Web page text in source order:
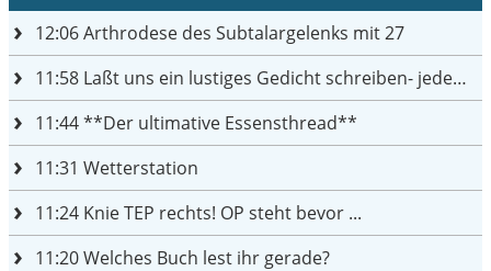
12:06Arthrodese des Subtalargelenks mit 27
11:58 Laßt uns ein lustiges Gedicht schreiben- jeder einen Satz
11:44**Der ultimative Essensthread**
11:31 Wetterstation
11:24 Knie TEP rechts! OP steht bevor ...
11:20Welches Buch lest ihr gerade?